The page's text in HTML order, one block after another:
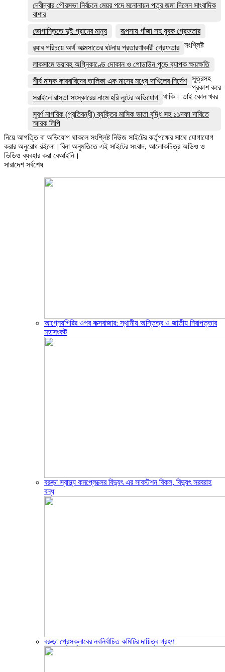
দেবীদ্বার পৌরসভা নির্বচনে মেয়র পদে মনোনায়ন পত্র জমা দিলেন সাংবাদিক
বাশার
ভোগান্তিতে দুই গ্রামের মানুষ
রূপসায় গাঁজা সহ যুবক গ্রেফতার
র‌্যাব পরিচয়ে অর্থ আত্মসাতের ঘটনায় প্রতারণাকারী গ্রেফতার
লাকসামে ভয়াবহ অগ্নিকাণ্ডে দোকান ও গোডাউন পুড়ে ব‍্যাপক ক্ষয়ক্ষতি
শীর্ষ মাদক কারবারিদের তালিকা এক মাসের মধ্যে দাখিলের নির্দেশ
সরাইলে রাস্তা সংস্কারের নামে হরি লুটের অভিযোগ
সুবর্ণ নাগরিক (প্রতিবন্ধী) ব্যক্তির মাসিক ভাতা বৃদ্ধি সহ ১১দফা দাবিতে
স্মারক লিপি
সংশ্লিষ্ট
সূত্রসহ
প্রকাশ করে
থাকি। তাই কোন খবর
নিয়ে আপত্তি বা অভিযোগ থাকলে সংশ্লিষ্ট নিউজ সাইটের কর্তৃপক্ষের সাথে যোগাযোগ
করার অনুরোধ রইলো।বিনা অনুমতিতে এই সাইটের সংবাদ, আলোকচিত্র অডিও ও
ভিডিও ব্যবহার করা বেআইনি।
সারাদেশ সর্বশেষ
আগ্নেয়গিরির ওপর কক্সবাজার: স্থানীয় অস্তিত্ব ও জাতীয় নিরাপত্তার
মহাসংকট
বরুড়া স্বাস্থ্য কমপ্লেক্সের বিদ্যুৎ এর সাবস্টশন বিকল, বিদ্যুৎ সরবরাহ
বন্ধ
বরুড়া প্রেসক্লাবের নবনির্বাচিত কমিটির দায়িত্ব গ্রহণ